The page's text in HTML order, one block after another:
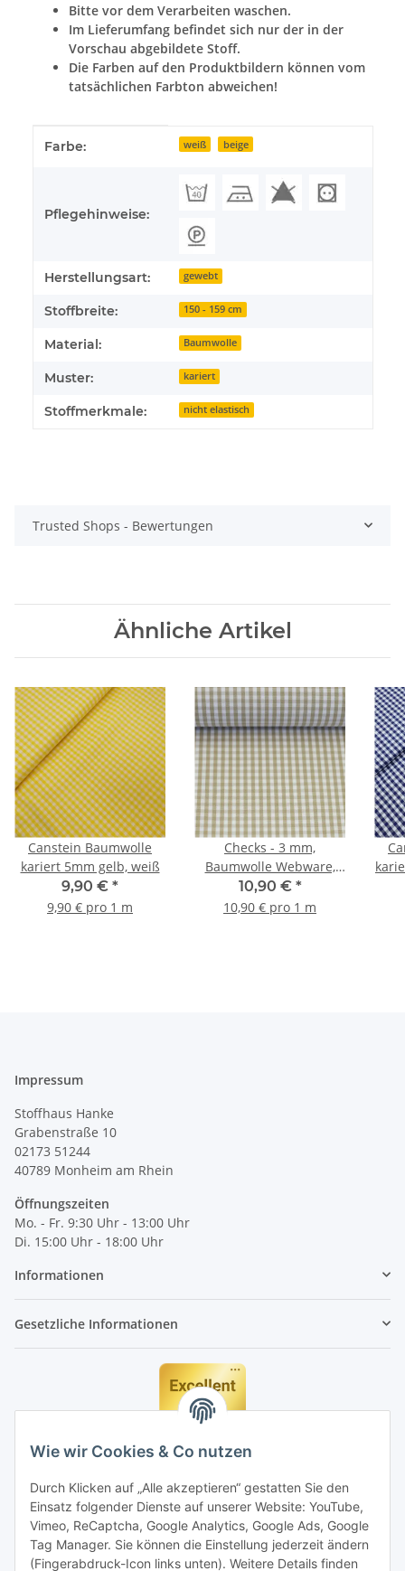
Wie wir Cookies & Co nutzen
Durch Klicken auf „Alle akzeptieren“ gestatten Sie den
Einsatz folgender Dienste auf unserer Website: YouTube,
Vimeo, ReCaptcha, Google Analytics, Google Ads, Google
Tag Manager. Sie können die Einstellung jederzeit ändern
(Fingerabdruck-Icon links unten). Weitere Details finden
Bitte vor dem Verarbeiten waschen.
Im Lieferumfang befindet sich nur der in der
Vorschau abgebildete Stoff.
Die Farben auf den Produktbildern können vom
tatsächlichen Farbton abweichen!
Produkteigenschaft
Wert
Farbe: weiß beige
Pflegehinweise:
Herstellungsart: gewebt
Stoffbreite: 150 - 159 cm
Material: Baumwolle
Muster: kariert
Stoffmerkmale: nicht elastisch
Trusted Shops - Bewertungen
Ähnliche Artikel
Canstein Baumwolle
kariert 5mm gelb, weiß
9,90 € *
9,90 € pro 1 m
Checks - 3 mm,
Baumwolle Webware,
Karos, schlamm/weiß
10,90 € *
10,90 € pro 1 m
Impressum
Stoffhaus Hanke
Grabenstraße 10
02173 51244
40789 Monheim am Rhein
Öffnungszeiten
Mo. - Fr. 9:30 Uhr - 13:00 Uhr
Di. 15:00 Uhr - 18:00 Uhr
Informationen
Gesetzliche Informationen